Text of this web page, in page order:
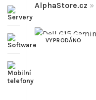
AlphaStore.cz »
VYPRODÁNO